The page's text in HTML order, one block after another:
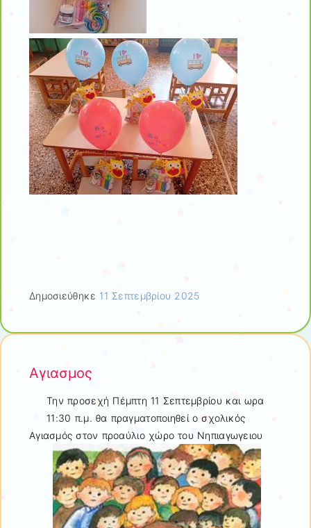
Δημοσιεύθηκε 11 Σεπτεμβρίου 2025
Αγιασμος
Την προσεχή Πέμπτη 11 Σεπτεμβρίου και ωρα
11:30 π.μ. θα πραγματοποιηθεί ο σχολικός
Αγιασμός στον προαύλιο χώρο του Νηπιαγωγειου